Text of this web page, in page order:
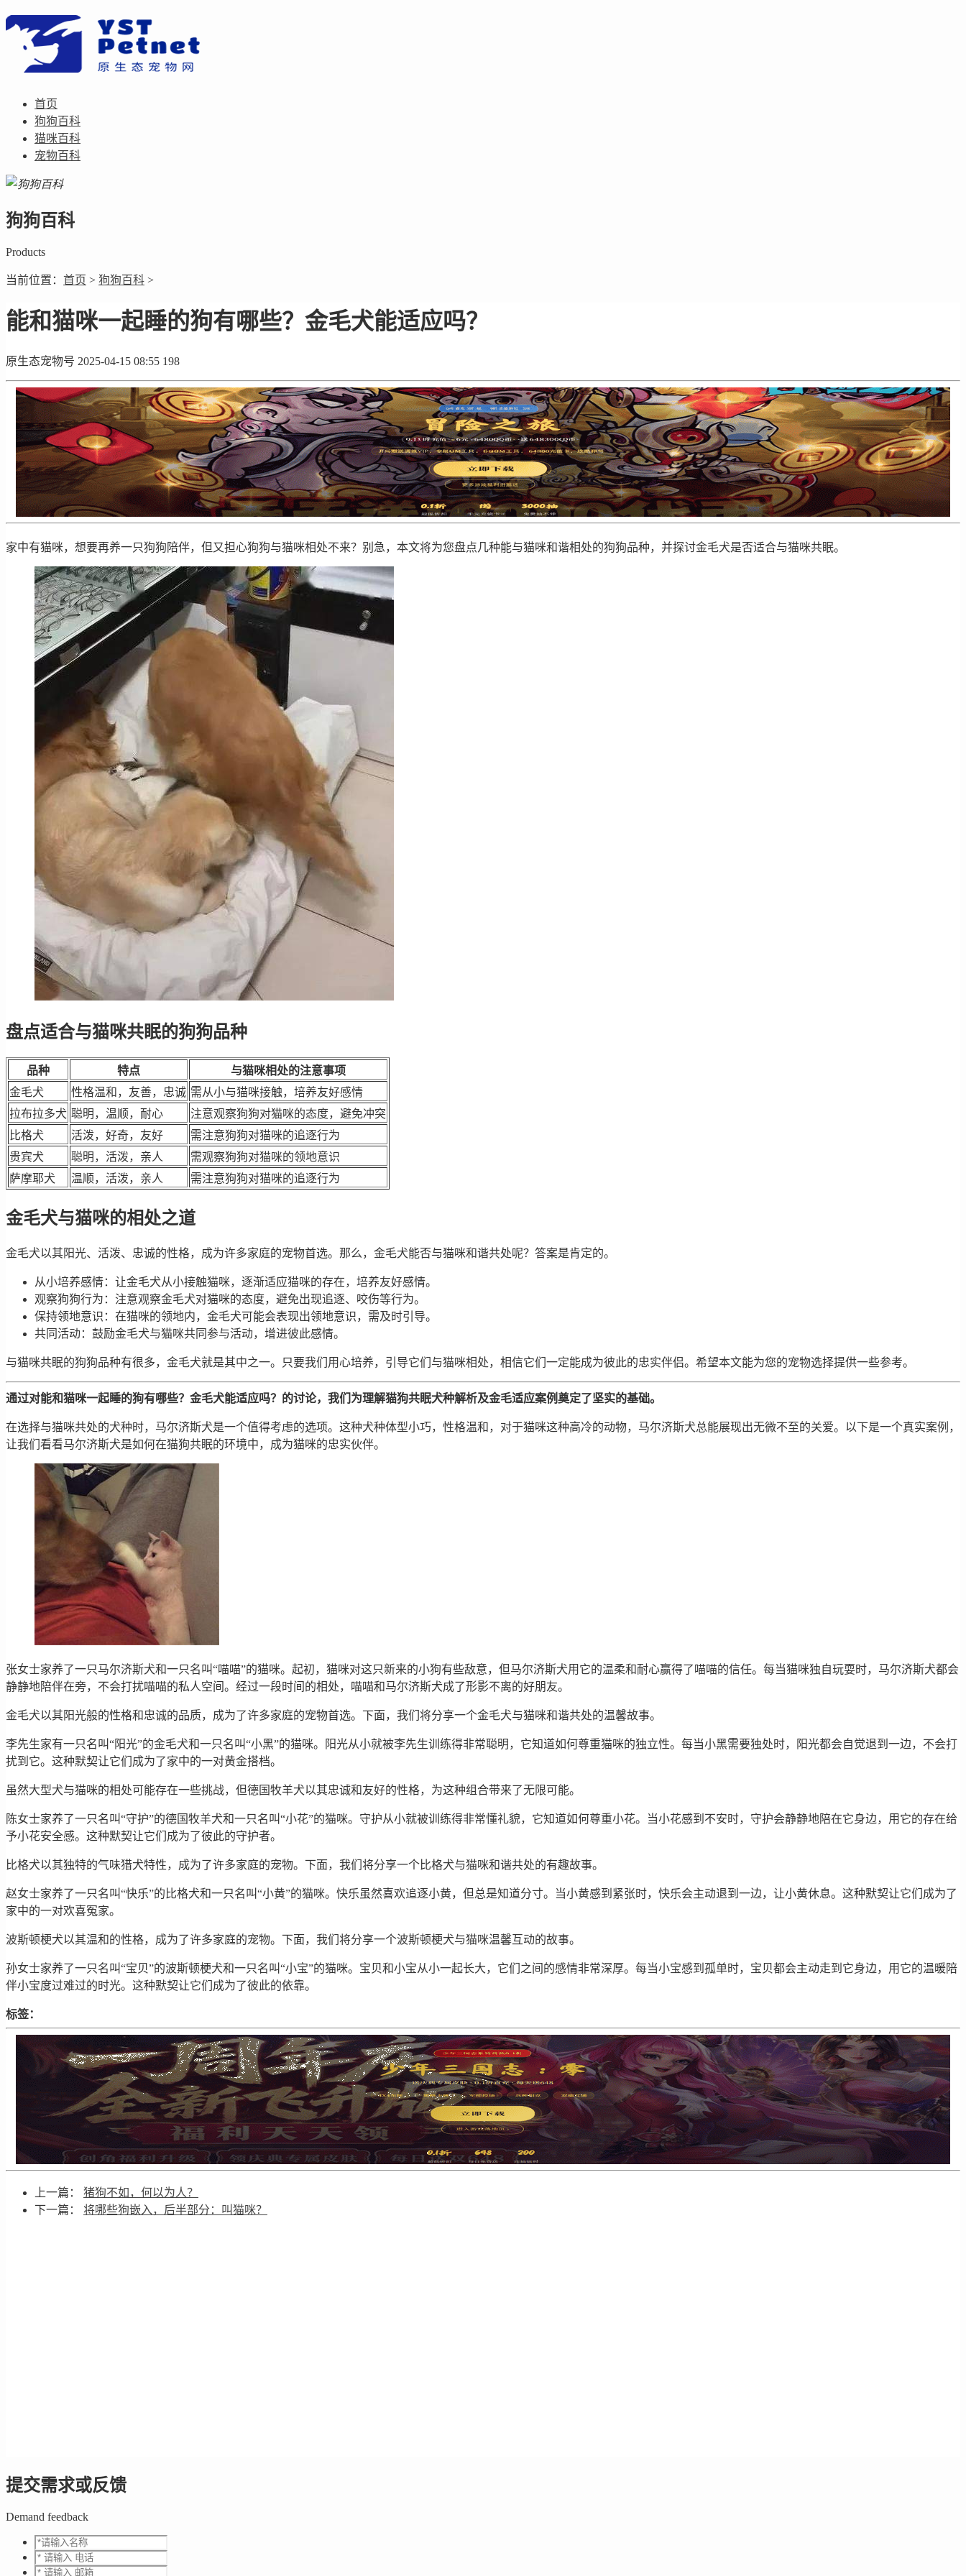
首页
狗狗百科
猫咪百科
宠物百科
狗狗百科
Products
当前位置： 首页 > 狗狗百科 >
能和猫咪一起睡的狗有哪些？金毛犬能适应吗？
原生态宠物号 2025-04-15 08:55 198
家中有猫咪，想要再养一只狗狗陪伴，但又担心狗狗与猫咪相处不来？别急，本文将为您盘点几种能与猫咪和谐相处的狗狗品种，并探讨金毛犬是否适合与猫咪共眠。
盘点适合与猫咪共眠的狗狗品种
品种 特点
与猫咪相处的注意事项
金毛犬
性格温和，友善，忠诚 需从小与猫咪接触，培养友好感情
拉布拉多犬 聪明，温顺，耐心
注意观察狗狗对猫咪的态度，避免冲突
比格犬
活泼，好奇，友好
需注意狗狗对猫咪的追逐行为
贵宾犬
聪明，活泼，亲人
需观察狗狗对猫咪的领地意识
萨摩耶犬
温顺，活泼，亲人 需注意狗狗对猫咪的追逐行为
金毛犬与猫咪的相处之道
金毛犬以其阳光、活泼、忠诚的性格，成为许多家庭的宠物首选。那么，金毛犬能否与猫咪和谐共处呢？答案是肯定的。
从小培养感情：让金毛犬从小接触猫咪，逐渐适应猫咪的存在，培养友好感情。
观察狗狗行为：注意观察金毛犬对猫咪的态度，避免出现追逐、咬伤等行为。
保持领地意识：在猫咪的领地内，金毛犬可能会表现出领地意识，需及时引导。
共同活动：鼓励金毛犬与猫咪共同参与活动，增进彼此感情。
与猫咪共眠的狗狗品种有很多，金毛犬就是其中之一。只要我们用心培养，引导它们与猫咪相处，相信它们一定能成为彼此的忠实伴侣。希望本文能为您的宠物选择提供一些参考。
通过对能和猫咪一起睡的狗有哪些？金毛犬能适应吗？的讨论，我们为理解猫狗共眠犬种解析及金毛适应案例奠定了坚实的基础。
在选择与猫咪共处的犬种时，马尔济斯犬是一个值得考虑的选项。这种犬种体型小巧，性格温和，对于猫咪这种高冷的动物，马尔济斯犬总能展现出无微不至的关爱。以下是一个真实案例，
让我们看看马尔济斯犬是如何在猫狗共眠的环境中，成为猫咪的忠实伙伴。
张女士家养了一只马尔济斯犬和一只名叫“喵喵”的猫咪。起初，猫咪对这只新来的小狗有些敌意，但马尔济斯犬用它的温柔和耐心赢得了喵喵的信任。每当猫咪独自玩耍时，马尔济斯犬都会
静静地陪伴在旁，不会打扰喵喵的私人空间。经过一段时间的相处，喵喵和马尔济斯犬成了形影不离的好朋友。
金毛犬以其阳光般的性格和忠诚的品质，成为了许多家庭的宠物首选。下面，我们将分享一个金毛犬与猫咪和谐共处的温馨故事。
李先生家有一只名叫“阳光”的金毛犬和一只名叫“小黑”的猫咪。阳光从小就被李先生训练得非常聪明，它知道如何尊重猫咪的独立性。每当小黑需要独处时，阳光都会自觉退到一边，不会打
扰到它。这种默契让它们成为了家中的一对黄金搭档。
虽然大型犬与猫咪的相处可能存在一些挑战，但德国牧羊犬以其忠诚和友好的性格，为这种组合带来了无限可能。
陈女士家养了一只名叫“守护”的德国牧羊犬和一只名叫“小花”的猫咪。守护从小就被训练得非常懂礼貌，它知道如何尊重小花。当小花感到不安时，守护会静静地陪在它身边，用它的存在给
予小花安全感。这种默契让它们成为了彼此的守护者。
比格犬以其独特的气味猎犬特性，成为了许多家庭的宠物。下面，我们将分享一个比格犬与猫咪和谐共处的有趣故事。
赵女士家养了一只名叫“快乐”的比格犬和一只名叫“小黄”的猫咪。快乐虽然喜欢追逐小黄，但总是知道分寸。当小黄感到紧张时，快乐会主动退到一边，让小黄休息。这种默契让它们成为了
家中的一对欢喜冤家。
波斯顿梗犬以其温和的性格，成为了许多家庭的宠物。下面，我们将分享一个波斯顿梗犬与猫咪温馨互动的故事。
孙女士家养了一只名叫“宝贝”的波斯顿梗犬和一只名叫“小宝”的猫咪。宝贝和小宝从小一起长大，它们之间的感情非常深厚。每当小宝感到孤单时，宝贝都会主动走到它身边，用它的温暖陪
伴小宝度过难过的时光。这种默契让它们成为了彼此的依靠。
标签：
上一篇： 猪狗不如，何以为人？
下一篇： 将哪些狗嵌入，后半部分：叫猫咪？
提交需求或反馈
Demand feedback